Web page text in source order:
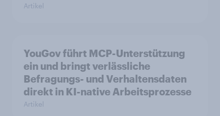
Artikel
YouGov führt MCP-Unterstützung
ein und bringt verlässliche
Befragungs- und Verhaltensdaten
direkt in KI-native Arbeitsprozesse
Artikel